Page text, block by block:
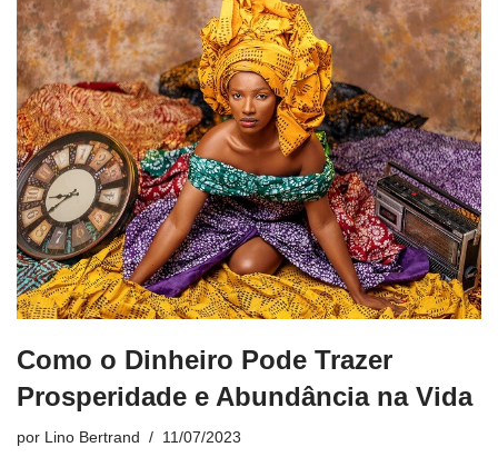
Como o Dinheiro Pode Trazer
Prosperidade e Abundância na Vida
por Lino Bertrand 11/07/2023